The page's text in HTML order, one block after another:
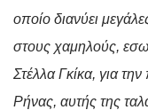
οποίο διανύει
στους χαμηλούς,
Στέλλα Γκίκα, για
Ρήνας, αυτής της